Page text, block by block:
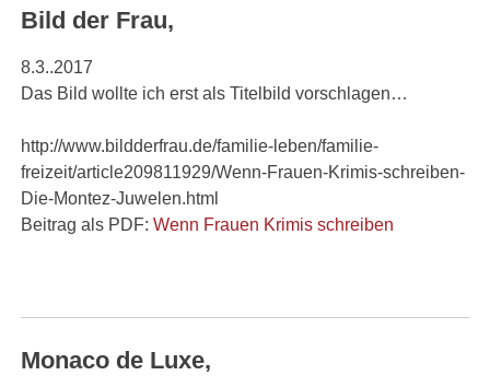
Bild der Frau,
8.3..2017
Das Bild wollte ich erst als Titelbild vorschlagen…
http://www.bildderfrau.de/familie-leben/familie-
freizeit/article209811929/Wenn-Frauen-Krimis-schreiben-
Die-Montez-Juwelen.html
Beitrag als PDF:Wenn Frauen Krimis schreiben
Monaco de Luxe,